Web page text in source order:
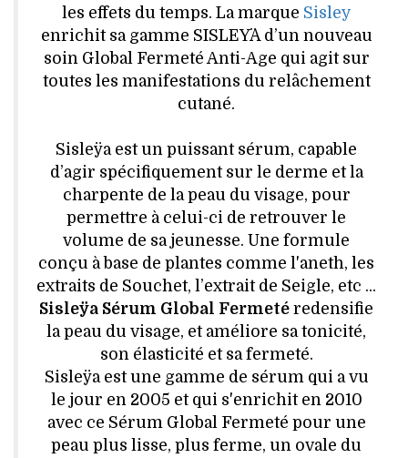
les effets du temps. La marque Sisley
enrichit sa gamme SISLEŸA d’un nouveau
soin Global Fermeté Anti-Age qui agit sur
toutes les manifestations du relâchement
cutané.
Sisleÿa est un puissant sérum, capable
d’agir spécifiquement sur le derme et la
charpente de la peau du visage, pour
permettre à celui-ci de retrouver le
volume de sa jeunesse. Une formule
conçu à base de plantes comme l'aneth, les
extraits de Souchet, l’extrait de Seigle, etc ...
Sisleÿa Sérum Global Fermeté redensifie
la peau du visage, et améliore sa tonicité,
son élasticité et sa fermeté.
Sisleÿa est une gamme de sérum qui a vu
le jour en 2005 et qui s'enrichit en 2010
avec ce Sérum Global Fermeté pour une
peau plus lisse, plus ferme, un ovale du